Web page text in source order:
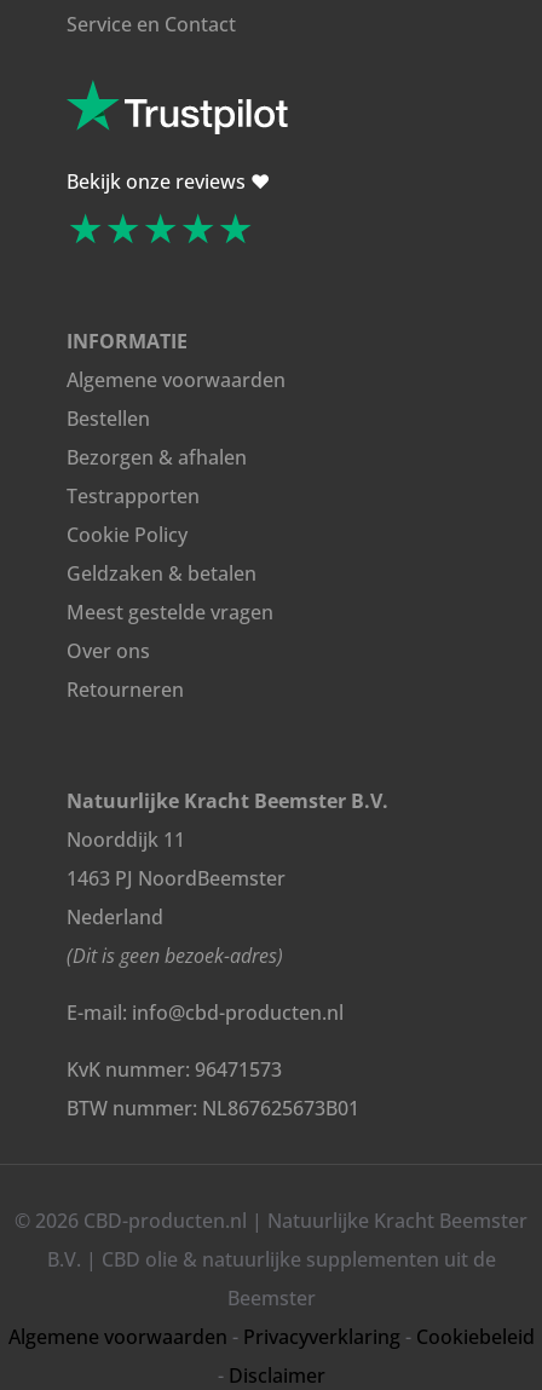
Service en Contact
Bekijk onze reviews ❤️
★★★★★
INFORMATIE
Algemene voorwaarden
Bestellen
Bezorgen & afhalen
Testrapporten
Cookie Policy
Geldzaken & betalen
Meest gestelde vragen
Over ons
Retourneren
Natuurlijke Kracht Beemster B.V.
Noorddijk 11
1463 PJ NoordBeemster
Nederland
(Dit is geen bezoek-adres)
E-mail: info@cbd-producten.nl
KvK nummer: 96471573
BTW nummer: NL867625673B01
© 2026 CBD-producten.nl | Natuurlijke Kracht Beemster
B.V. | CBD olie & natuurlijke supplementen uit de
Beemster
Algemene voorwaarden - Privacyverklaring - Cookiebeleid
- Disclaimer